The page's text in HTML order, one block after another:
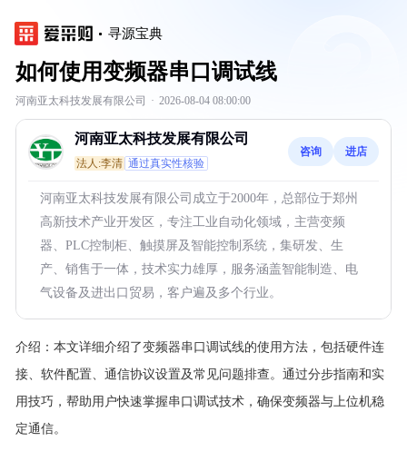
寻源宝典
如何使用变频器串口调试线
河南亚太科技发展有限公司 · 2026-08-04 08:00:00
河南亚太科技发展有限公司
法人:李清 通过真实性核验
咨询 进店
河南亚太科技发展有限公司成立于2000年，总部位于郑州
高新技术产业开发区，专注工业自动化领域，主营变频
器、PLC控制柜、触摸屏及智能控制系统，集研发、生
产、销售于一体，技术实力雄厚，服务涵盖智能制造、电
气设备及进出口贸易，客户遍及多个行业。
介绍： 本文详细介绍了变频器串口调试线的使用方法，包括硬件连
接、软件配置、通信协议设置及常见问题排查。通过分步指南和实
用技巧，帮助用户快速掌握串口调试技术，确保变频器与上位机稳
定通信。